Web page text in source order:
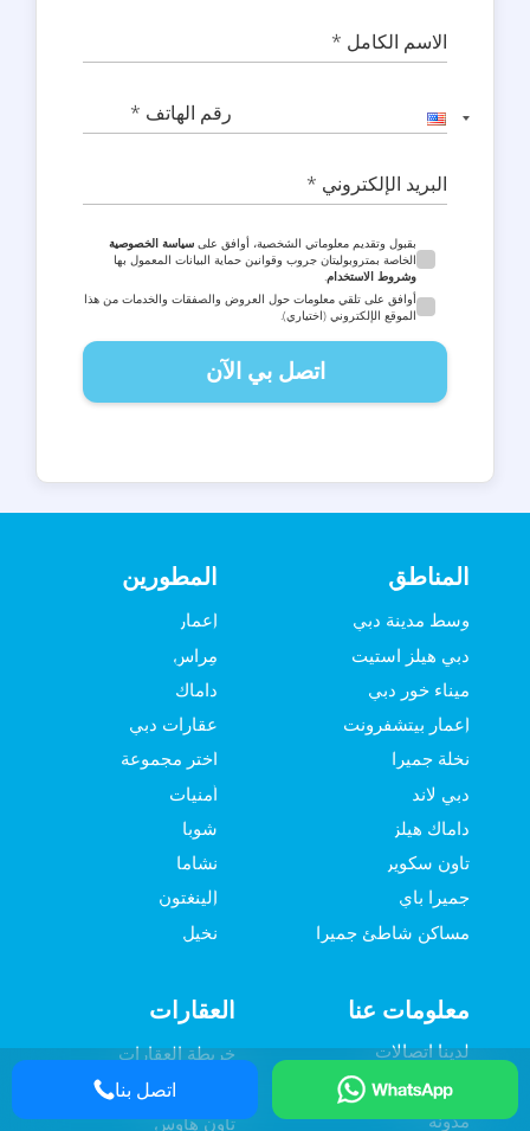
الاسم الكامل *
رقم الهاتف *
البريد الإلكتروني *
بقبول وتقديم معلوماتي الشخصية، أوافق على سياسة الخصوصية
الخاصة بمتروبوليتان جروب وقوانين حماية البيانات المعمول بها
وشروط الاستخدام.
أوافق على تلقي معلومات حول العروض والصفقات والخدمات من هذا
الموقع الإلكتروني (اختياري).
اتصل بي الآن
المطورين
إعمار
مِراس
داماك
عقارات دبي
اختر مجموعة
أمنيات
شوبا
نشاما
إلينغتون
نخيل
المناطق
وسط مدينة دبي
دبي هيلز استيت
ميناء خور دبي
إعمار بيتشفرونت
نخلة جميرا
دبي لاند
داماك هيلز
تاون سكوير
جميرا باي
مساكن شاطئ جميرا
العقارات
خريطة العقارات
شقق سكنية
تاون هاوس
معلومات عنا
لدينا اتصالات
الخصوصية
مدونة
اتصل بنا